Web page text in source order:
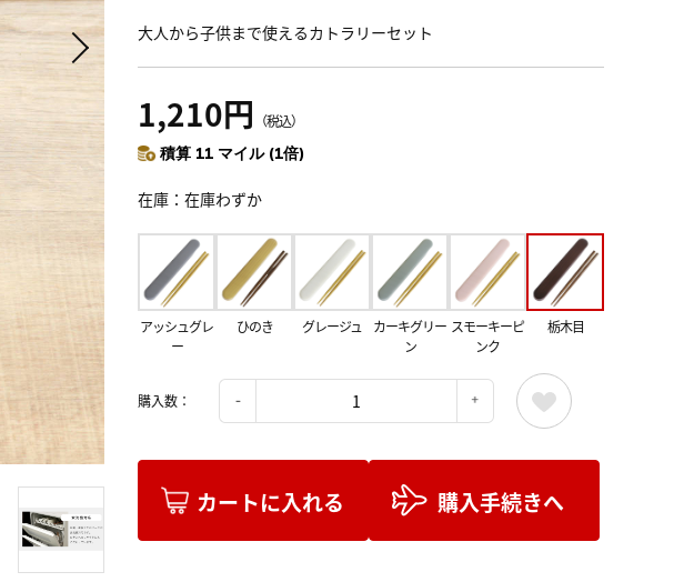
大人から子供まで使えるカトラリーセット
1,210円 （税込）
積算 11 マイル (1倍)
在庫 在庫わずか
アッシュグレ
ー
ひのき グレージュ
カーキグリー
ン
スモーキーピ
ンク
栃木目
購入数：
カートに入れる 購入手続きへ